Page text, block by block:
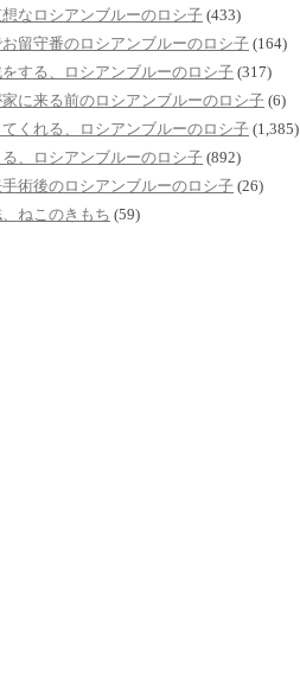
なロシアンブルーのロシ子 (433)
留守番のロシアンブルーのロシ子 (164)
する、ロシアンブルーのロシ子 (317)
に来る前のロシアンブルーのロシ子 (6)
くれる、ロシアンブルーのロシ子 (1,385)
、ロシアンブルーのロシ子 (892)
術後のロシアンブルーのロシ子 (26)
ねこのきもち (59)